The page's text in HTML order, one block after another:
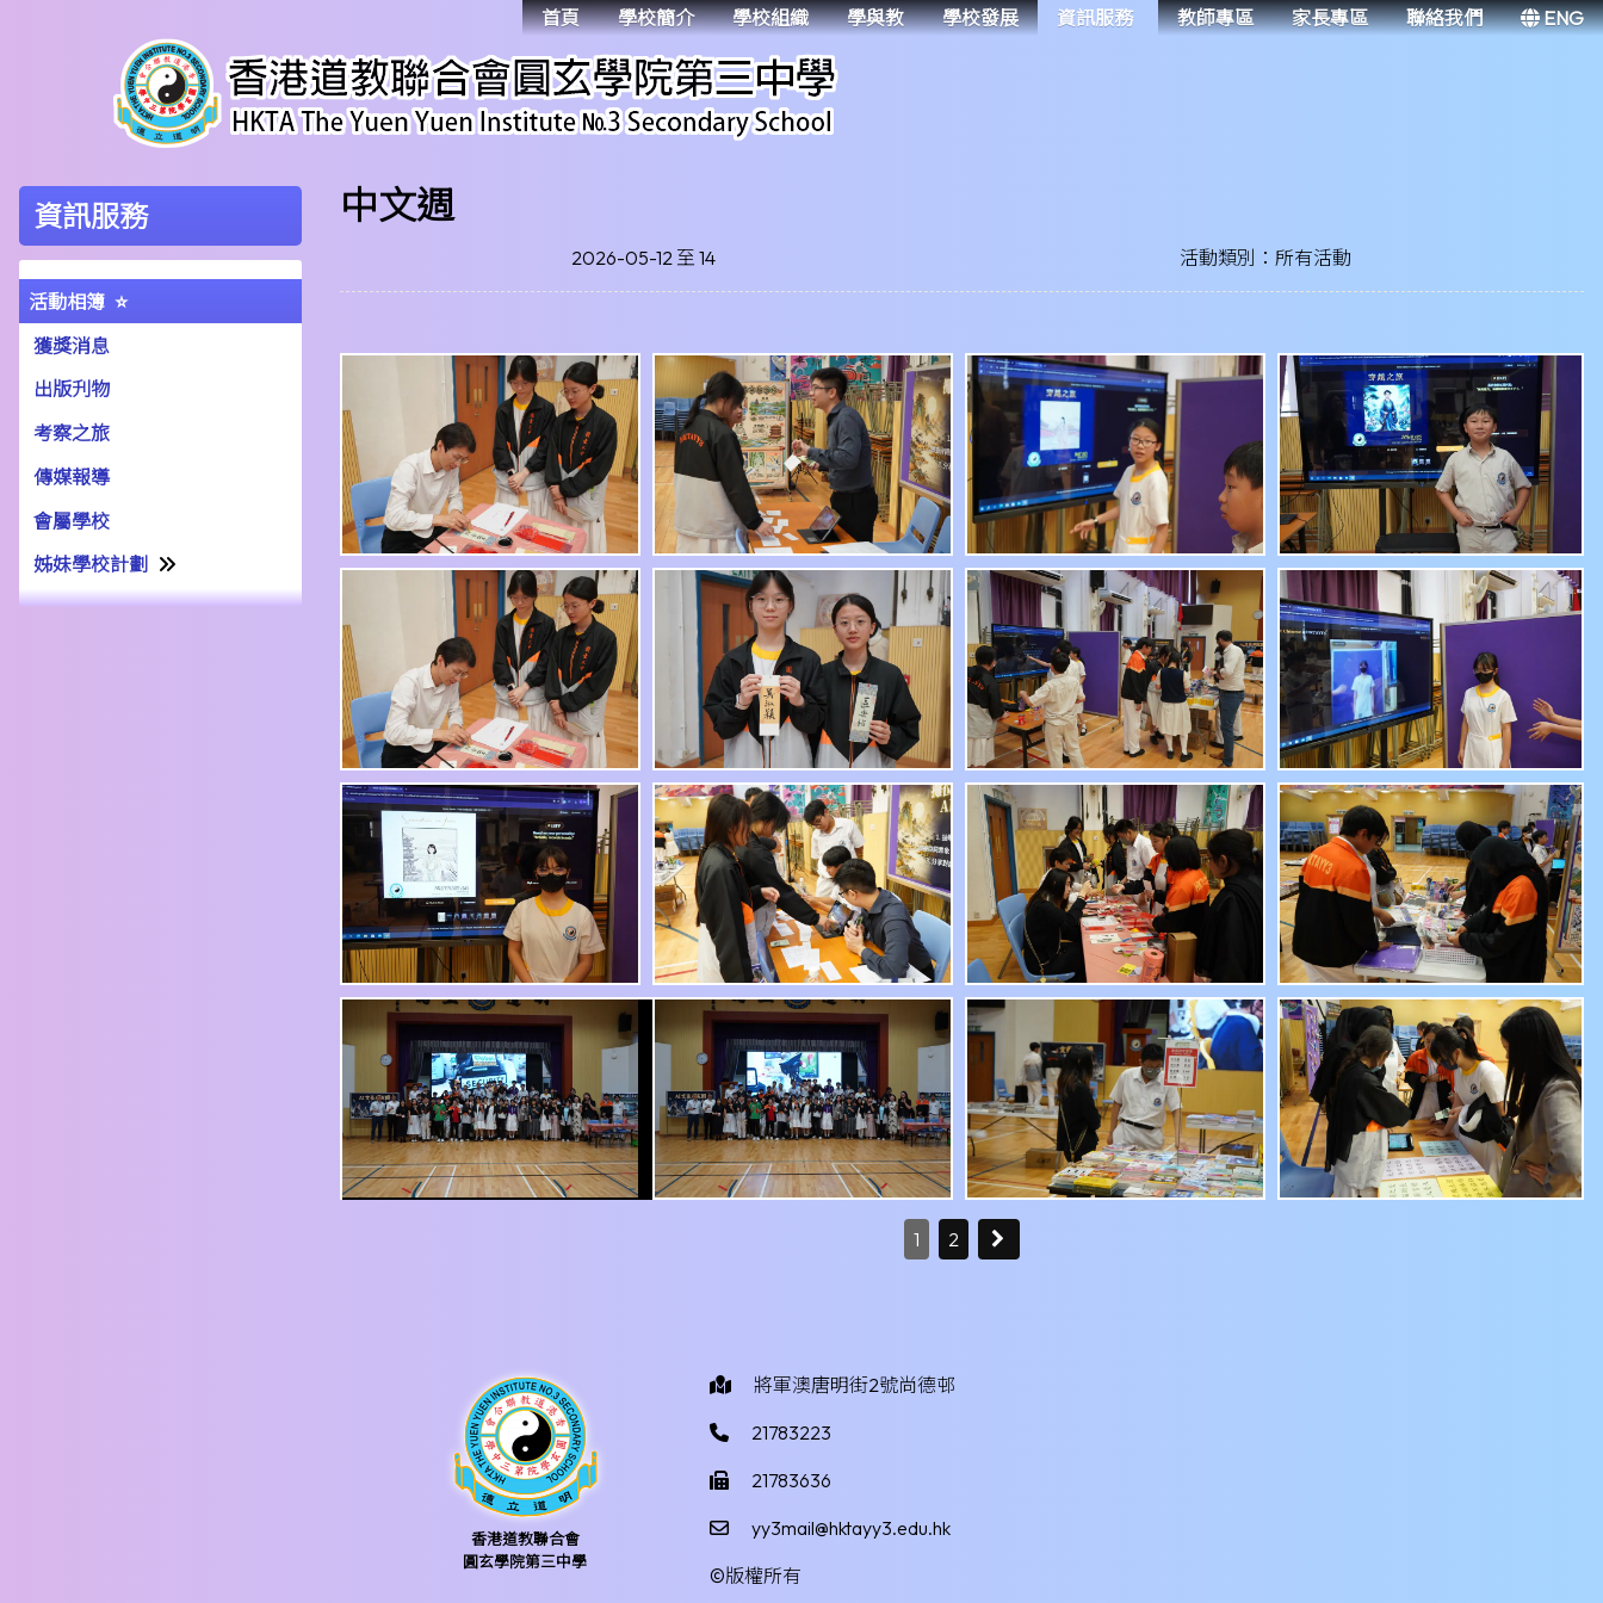
首頁 學校簡介 學校組織 學與教 學校發展 資訊服務 教師專區 家長專區 聯絡我們 ENG
資訊服務
活動相簿
獲獎消息
出版刋物
考察之旅
傳媒報導
會屬學校
姊妹學校計劃
姊妹學校交流計劃書22-23
中文週
2026-05-12 至 14 活動類別：所有活動
1 2
香港道教聯合會
圓玄學院第三中學
將軍澳唐明街2號尚德邨
21783223
21783636
yy3mail@hktayy3.edu.hk
©版權所有